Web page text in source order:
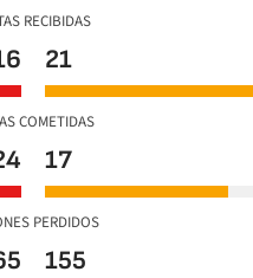
RECIBIDAS
21
COMETIDAS
17
PERDIDOS
155